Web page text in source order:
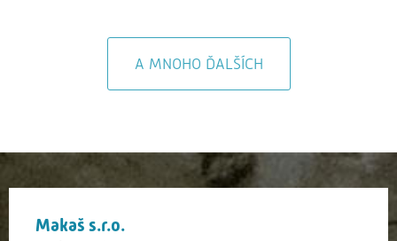
A MNOHO ĎALŠÍCH
Makaš s.r.o.